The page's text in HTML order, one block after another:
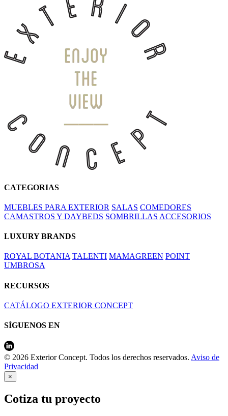
CATEGORIAS
MUEBLES PARA EXTERIOR SALAS COMEDORES
CAMASTROS Y DAYBEDS SOMBRILLAS ACCESORIOS
LUXURY BRANDS
ROYAL BOTANIA TALENTI MAMAGREEN POINT
UMBROSA
RECURSOS
CATÁLOGO EXTERIOR CONCEPT
SÍGUENOS EN
© 2026 Exterior Concept. Todos los derechos reservados. Aviso de
Privacidad
×
Cotiza tu proyecto